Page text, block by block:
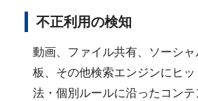
不正利用の検知
動画、ファイル共有、ソーシ
板、その他検索エンジンにヒ
法・個別ルールに沿ったコン